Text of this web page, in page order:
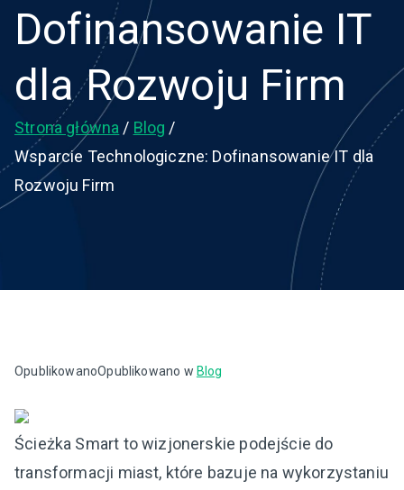
Dofinansowanie IT
dla Rozwoju Firm
Strona główna
Blog
Wsparcie Technologiczne: Dofinansowanie IT dla
Rozwoju Firm
OpublikowanoOpublikowano w Blog
Ścieżka Smart to wizjonerskie podejście do
transformacji miast, które bazuje na wykorzystaniu